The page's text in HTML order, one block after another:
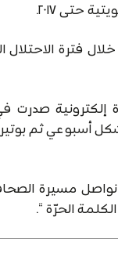
حتى ٢٠١٧.
أسبوعي ثم
نواصل مسيرة
الحرّة “.